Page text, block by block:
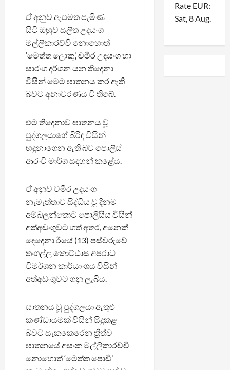
ඒ අනුව ඇපමත පැමිණ
සිටි ඔහුව සලිත උදයංග
මල්ලිකාරච්චි නොහොත්
‘මෙත්ත ලොකු’, චමීර උදයංග හා
සාරංග දර්ශන යන තිදෙනා
විසින් මෙම ඝාතනය කර ඇති
බවට අනාවරණය වී තිබේ.
එම තිදෙනාව ඝාතනය වූ
පුද්ගලයාගේ බිරිඳ විසින්
හඳුනාගෙන ඇති බව පොලිස්
ආරංචි මාර්ග සඳහන් කළේය.
ඒ අනුව චමීර උදයංග
නැමැත්තාව සිද්ධිය වූ දිනම
අම්බලන්තොට පොලිසිය විසින්
අත්අඩංගුවට ගත් අතර, අනෙක්
දෙදෙනා ඊයේ (13) පස්වරුවේ
තංගල්ල කොට්ඨාස අපරාධ
විමර්ශන කාර්යාංශය විසින්
අත්අඩංගුවට ගනු ලැබීය.
ඝාතනය වූ පුද්ගලයා ඇතුළු
කණ්ඩායමක් විසින් සිදුකළ
බවට සැකකෙරෙන ත්‍රිත්ව
ඝාතනයේ අසංක මල්ලිකාරච්චි
නොහොත් ‘මෙත්ත පොඩී’
Rate EUR:
Sat, 8 Aug.